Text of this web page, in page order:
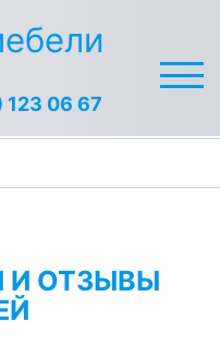
123 06 67
И ОТЗЫВЫ